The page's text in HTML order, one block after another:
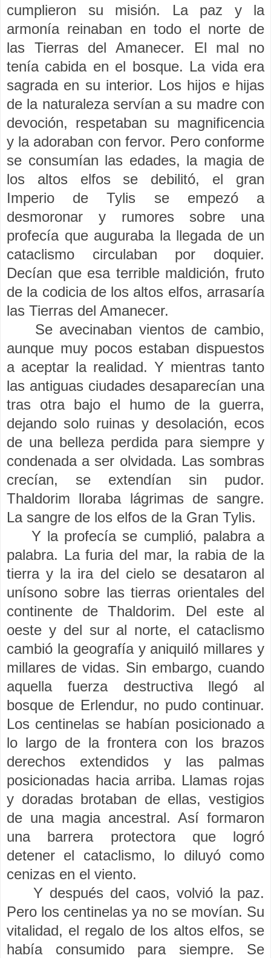
cumplieron su misión. La paz y la
armonía reinaban en todo el norte de
las Tierras del Amanecer. El mal no
tenía cabida en el bosque. La vida era
sagrada en su interior. Los hijos e hijas
de la naturaleza servían a su madre con
devoción, respetaban su magnificencia
y la adoraban con fervor. Pero conforme
se consumían las edades, la magia de
los altos elfos se debilitó, el gran
Imperio de Tylis se empezó a
desmoronar y rumores sobre una
profecía que auguraba la llegada de un
cataclismo circulaban por doquier.
Decían que esa terrible maldición, fruto
de la codicia de los altos elfos, arrasaría
las Tierras del Amanecer.
Se avecinaban vientos de cambio,
aunque muy pocos estaban dispuestos
a aceptar la realidad. Y mientras tanto
las antiguas ciudades desaparecían una
tras otra bajo el humo de la guerra,
dejando solo ruinas y desolación, ecos
de una belleza perdida para siempre y
condenada a ser olvidada. Las sombras
crecían, se extendían sin pudor.
Thaldorim lloraba lágrimas de sangre.
La sangre de los elfos de la Gran Tylis.
Y la profecía se cumplió, palabra a
palabra. La furia del mar, la rabia de la
tierra y la ira del cielo se desataron al
unísono sobre las tierras orientales del
continente de Thaldorim. Del este al
oeste y del sur al norte, el cataclismo
cambió la geografía y aniquiló millares y
millares de vidas. Sin embargo, cuando
aquella fuerza destructiva llegó al
bosque de Erlendur, no pudo continuar.
Los centinelas se habían posicionado a
lo largo de la frontera con los brazos
derechos extendidos y las palmas
posicionadas hacia arriba. Llamas rojas
y doradas brotaban de ellas, vestigios
de una magia ancestral. Así formaron
una barrera protectora que logró
detener el cataclismo, lo diluyó como
cenizas en el viento.
Y después del caos, volvió la paz.
Pero los centinelas ya no se movían. Su
vitalidad, el regalo de los altos elfos, se
había consumido para siempre. Se